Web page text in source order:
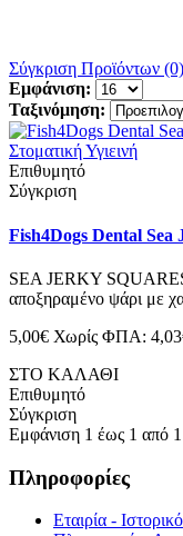
Σύγκριση Προϊόντων (0)
Εμφάνιση:
Ταξινόμηση:
Επιθυμητό
Σύγκριση
Fish4Dogs Dental Sea
SEA JERKY
αποξηραμένο ψάρι με
5,00€ Χωρίς ΦΠΑ:
ΣΤΟ ΚΑΛΑΘΙ
Επιθυμητό
Σύγκριση
Εμφάνιση 1 έως 1 από
Πληροφορίες
Εταιρία - Ιστορικό